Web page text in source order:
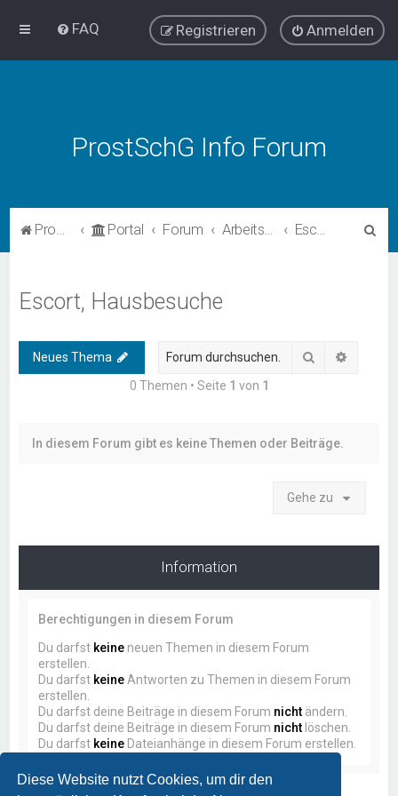
Diese Website nutzt Cookies, um dir den
FAQ Anmelden
Registrieren
ProstSchG Info Forum
ProstSchG Portal Forum Arbeitsbereiche Escort, Hausbesuche
Escort, Hausbesuche
Neues Thema Suche
0 Themen • Seite 1 von 1
In diesem Forum gibt es keine Themen oder Beiträge.
Gehe zu
Information
Berechtigungen in diesem Forum
Du darfst keine neuen Themen in diesem Forum
erstellen.
Du darfst keine Antworten zu Themen in diesem Forum
erstellen.
Du darfst deine Beiträge in diesem Forum nicht ändern.
Du darfst deine Beiträge in diesem Forum nicht löschen.
Du darfst keine Dateianhänge in diesem Forum erstellen.